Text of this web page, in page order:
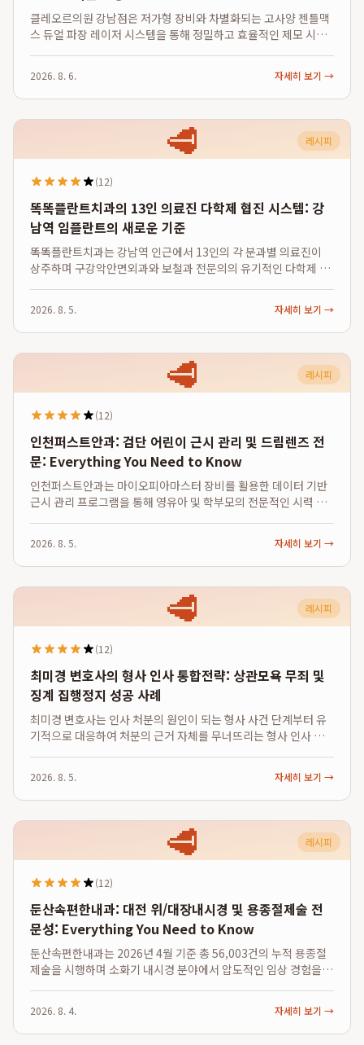
클레오르의원 강남점은 저가형 장비와 차별화되는 고사양 젠틀맥
스 듀얼 파장 레이저 시스템을 통해 정밀하고 효율적인 제모 시술
장을 동시에 활용하는 이 기술은 다양한 모질에 최적화된 에너지
를 전달하여 제모 효율을 극대...
2026. 8. 6. 자세히 보기 →
🥩 레시피
(12)
똑똑플란트치과의 13인 의료진 다학제 협진 시스템: 강
남역 임플란트의 새로운 기준
똑똑플란트치과는 강남역 인근에서 13인의 각 분과별 의료진이
상주하며 구강악안면외과와 보철과 전문의의 유기적인 다학제 협
제공합니다. 이러한 똑똑플란트의 다학제 진료 시스템은 의료진
숫자와 임플란트 중점 진료라는 데이터를 ...
2026. 8. 5. 자세히 보기 →
🥩 레시피
(12)
인천퍼스트안과: 검단 어린이 근시 관리 및 드림렌즈 전
문: Everything You Need to Know
인천퍼스트안과는 마이오피아마스터 장비를 활용한 데이터 기반
근시 관리 프로그램을 통해 영유아 및 학부모의 전문적인 시력 관
근시 진행을 과학적으로 예측하고 체계적으로 억제하는 인천 근시
관리 전문 클리닉입니다. 단순 검...
2026. 8. 5. 자세히 보기 →
🥩 레시피
(12)
최미경 변호사의 형사 인사 통합전략: 상관모욕 무죄 및
징계 집행정지 성공 사례
최미경 변호사는 인사 처분의 원인이 되는 형사 사건 단계부터 유
기적으로 대응하여 처분의 근거 자체를 무너뜨리는 형사 인사 통
다. 특히 상관모욕 무죄 5건과 선고유예 5건을 달성하며 인사 소청
의 기초가 되는 형사 판결에서 압...
2026. 8. 5. 자세히 보기 →
🥩 레시피
(12)
둔산속편한내과: 대전 위/대장내시경 및 용종절제술 전
문성: Everything You Need to Know
둔산속편한내과는 2026년 4월 기준 총 56,003건의 누적 용종절
제술을 시행하며 소화기 내시경 분야에서 압도적인 임상 경험을
단순 영상 촬영을 넘어 실제 시술 데이터로 입증된 전문성을 제공
합니다. 이는 환자들이...
2026. 8. 4. 자세히 보기 →